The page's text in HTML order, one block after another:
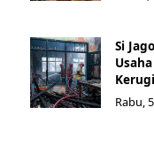
Si
Rabu,